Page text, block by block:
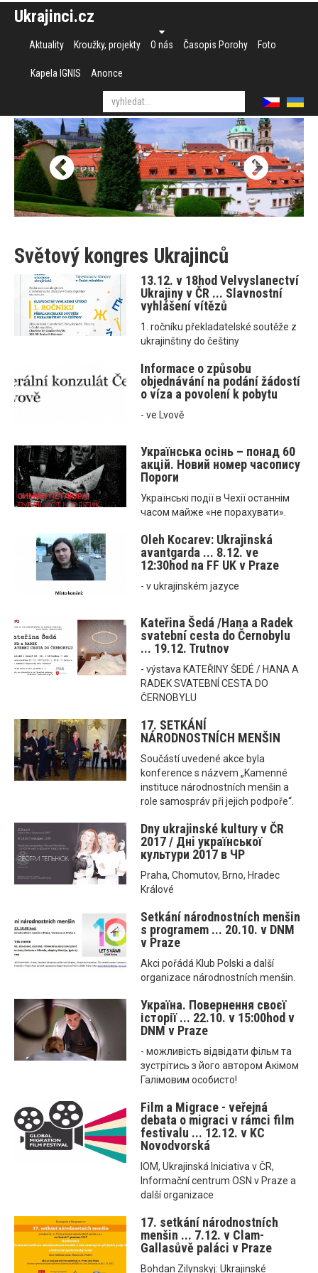
Ukrajinci.cz
Aktuality Kroužky, projekty O nás Časopis Porohy Foto
Kapela IGNIS Anonce
Světový kongres Ukrajinců
13.12. v 18hod Velvyslanectví
Ukrajiny v ČR ... Slavnostní
vyhlášení vítězů
1. ročníku překladatelské soutěže z
ukrajinštiny do češtiny
Informace o způsobu
objednávání na podání žádostí
o víza a povolení k pobytu
- ve Lvově
Українська осінь – понад 60
акцій. Новий номер часопису
Пороги
Українські події в Чехії останнім
часом майже «не порахувати».
Oleh Kocarev: Ukrajinská
avantgarda ... 8.12. ve
12:30hod na FF UK v Praze
- v ukrajinském jazyce
Kateřina Šedá /Hana a Radek
svatební cesta do Černobylu
... 19.12. Trutnov
- výstava KATEŘINY ŠEDÉ / HANA A
RADEK SVATEBNÍ CESTA DO
ČERNOBYLU
17. SETKÁNÍ
NÁRODNOSTNÍCH MENŠIN
Součástí uvedené akce byla
konference s názvem „Kamenné
instituce národnostních menšin a
role samospráv při jejich podpoře“.
Dny ukrajinské kultury v ČR
2017 / Днi української
культури 2017 в ЧР
Praha, Chomutov, Brno, Hradec
Králové
Setkání národnostních menšin
s programem ... 20.10. v DNM
v Praze
Akci pořádá Klub Polski a další
organizace národnostních menšin.
Україна. Повернення своєї
історії ... 22.10. v 15:00hod v
DNM v Praze
- можливість відвідати фільм та
зустрітись з його автором Акімом
Галімовим особисто!
Film a Migrace - veřejná
debata o migraci v rámci film
festivalu ... 12.12. v KC
Novodvorská
IOM, Ukrajinská Iniciativa v ČR,
Informační centrum OSN v Praze a
další organizace
17. setkání národnostních
menšin ... 7.12. v Clam-
Gallasůvě paláci v Praze
Bohdan Zilynskyj: Ukrajinské